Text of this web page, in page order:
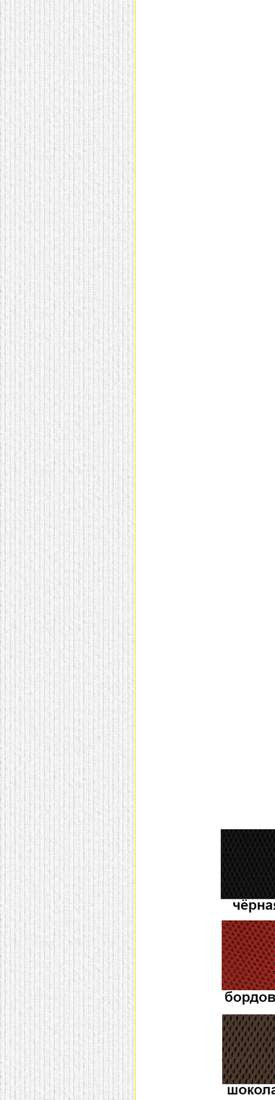
домашнем использовании.
Эта мебель имеет
некоторые преимущества
перед той же стенкой для
гостиной, к примеру,
поскольку она более
легкая и не загромождает
пространство. В спальне
этот предмет можно
поставить у изголовья
кровати, чтобы заполнить
пустующее там
место. Также стеллажи
очень часто используют в
качестве разграничителей
комнаты, например, на
рабочую зону и
пространство для отдыха.
Особенно это актуально
для однокомнатных
квартир.